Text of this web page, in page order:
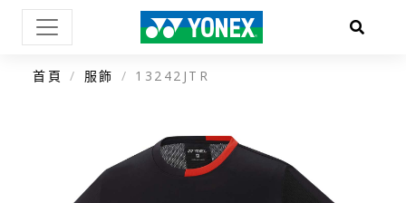
首頁 服飾 13242JTR